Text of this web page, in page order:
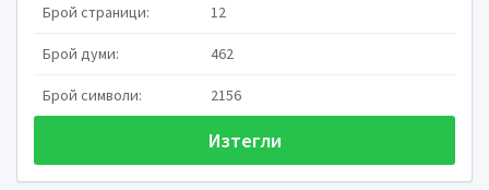
Брой страници: 12
Брой думи: 462
Брой символи: 2156
Изтегли